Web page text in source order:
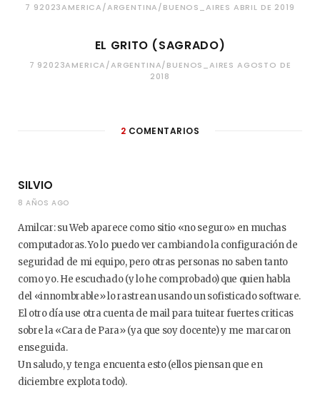
7 92023AMERICA/ARGENTINA/BUENOS_AIRES ABRIL DE 2019
EL GRITO (SAGRADO)
7 92023AMERICA/ARGENTINA/BUENOS_AIRES AGOSTO DE
2018
2 COMENTARIOS
SILVIO
8 AÑOS AGO
Amilcar: su Web aparece como sitio «no seguro» en muchas
computadoras. Yo lo puedo ver cambiando la configuración de
seguridad de mi equipo, pero otras personas no saben tanto
como yo. He escuchado (y lo he comprobado) que quien habla
del «innombrable» lo rastrean usando un sofisticado software.
El otro día use otra cuenta de mail para tuitear fuertes criticas
sobre la «Cara de Para» (ya que soy docente) y me marcaron
enseguida.
Un saludo, y tenga encuenta esto (ellos piensan que en
diciembre explota todo).